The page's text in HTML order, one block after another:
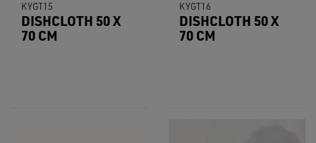
KYGT15
DISHCLOTH 50 X
70 CM
KYGT16
DISHCLOTH 50 X
70 CM